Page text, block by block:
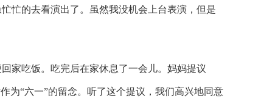
忙的去看演出了。虽然我没机会上台表演，但是
家吃饭。吃完后在家休息了一会儿。妈妈提议
为“六一”的留念。听了这个提议，我们高兴地同意